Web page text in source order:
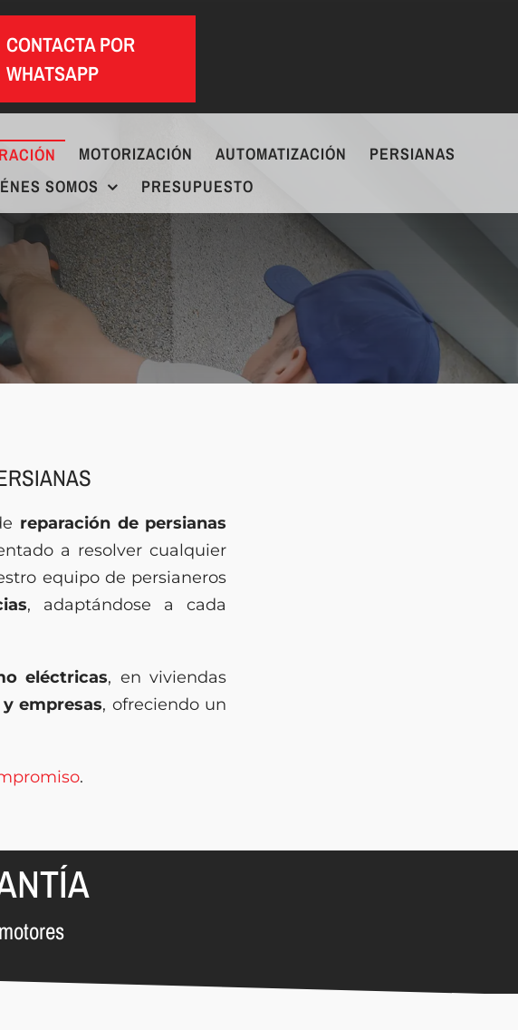
CONTACTA POR
WHATSAPP
MOTORIZACIÓN AUTOMATIZACIÓN
PERSIANAS
SOMOS
PRESUPUESTO
reparación de persianas
a resolver cualquier
equipo de persianeros
, adaptándose a cada
eléctricas, en viviendas
empresas, ofreciendo un
.